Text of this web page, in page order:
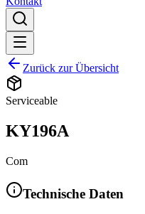
Zurück zur Übersicht
Serviceable
KY196A
Com
Technische Daten